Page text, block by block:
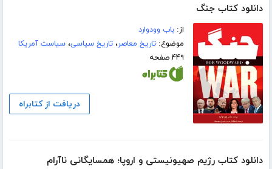
دانلود کتاب جنگ
از:باب وودوارد
موضوع:تاریخ معاصر،تاریخ سیاسی،سیاست آمریکا
۴۴۹ صفحه
دریافت از کتابراه
دانلود کتاب رژیم صهیونیستی و اروپا؛ همسایگانی ناآرام